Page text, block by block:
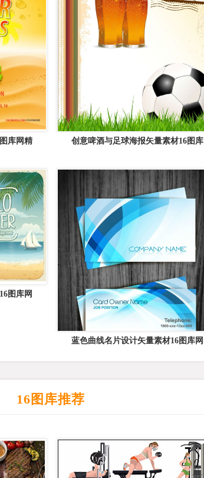
库网精 创意啤酒与足球海报矢量素材16图库
图库网
蓝色曲线名片设计矢量素材16图库网
16图库推荐